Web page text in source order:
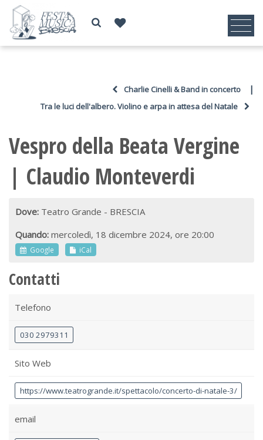
Charlie Cinelli & Band in concerto |
Tra le luci dell'albero. Violino e arpa in attesa del Natale
Vespro della Beata Vergine
| Claudio Monteverdi
Dove:Teatro Grande - BRESCIA
Quando:mercoledì, 18 dicembre 2024, ore 20:00
Google iCal
Contatti
Telefono
030 2979311
Sito Web
https://www.teatrogrande.it/spettacolo/concerto-di-natale-3/
email